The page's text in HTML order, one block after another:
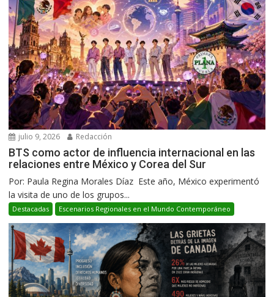
julio 9, 2026 Redacción
BTS como actor de influencia internacional en las
relaciones entre México y Corea del Sur
Por: Paula Regina Morales Díaz Este año, México experimentó
la visita de uno de los grupos...
Destacadas Escenarios Regionales en el Mundo Contemporáneo